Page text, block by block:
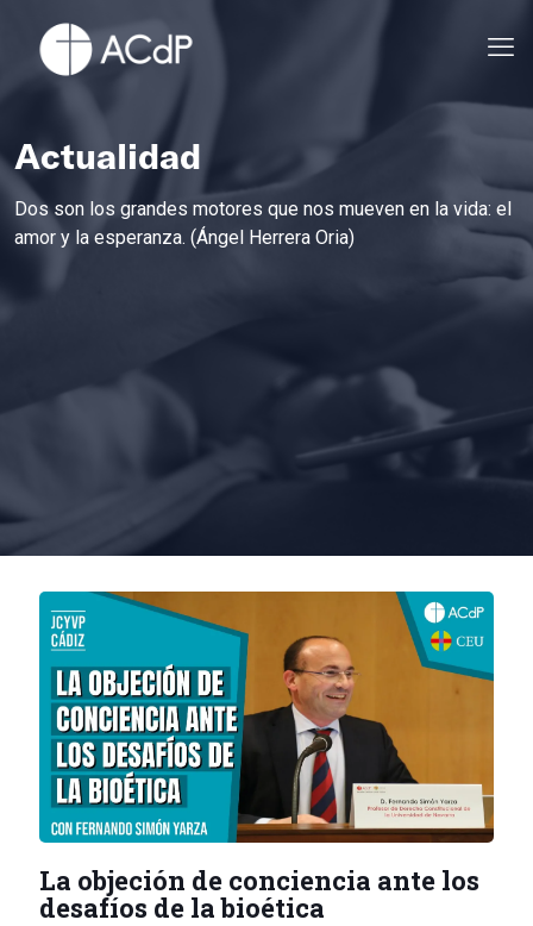
Actualidad
Dos son los grandes motores que nos mueven en la vida: el
amor y la esperanza. (Ángel Herrera Oria)
La objeción de conciencia ante los
desafíos de la bioética